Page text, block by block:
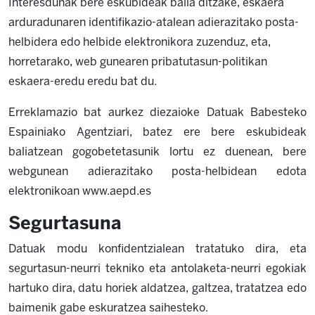
arduradunaren identifikazio-atalean adierazitako posta-
helbidera edo helbide elektronikora zuzenduz, eta,
horretarako, web gunearen pribatutasun-politikan
eskaera-eredu eredu bat du.
Erreklamazio bat aurkez diezaioke Datuak Babesteko
Espainiako Agentziari, batez ere bere eskubideak
baliatzean gogobetetasunik lortu ez duenean, bere
webgunean adierazitako posta-helbidean edota
elektronikoan www.aepd.es
Segurtasuna
Datuak modu konfidentzialean tratatuko dira, eta
segurtasun-neurri tekniko eta antolaketa-neurri egokiak
hartuko dira, datu horiek aldatzea, galtzea, tratatzea edo
baimenik gabe eskuratzea saihesteko.